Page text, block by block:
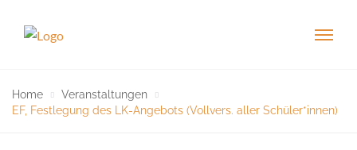
Home
Veranstaltungen
EF, Festlegung des LK-Angebots (Vollvers. aller Schüler*innen)